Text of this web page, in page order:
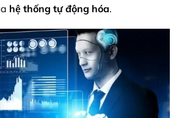
hệ thống tự động hóa.